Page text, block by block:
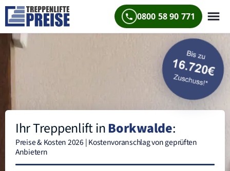
0800 58 90 771
Ihr Treppenlift inBorkwalde:
Preise & Kosten 2026 | Kostenvoranschlag von geprüften
Anbietern